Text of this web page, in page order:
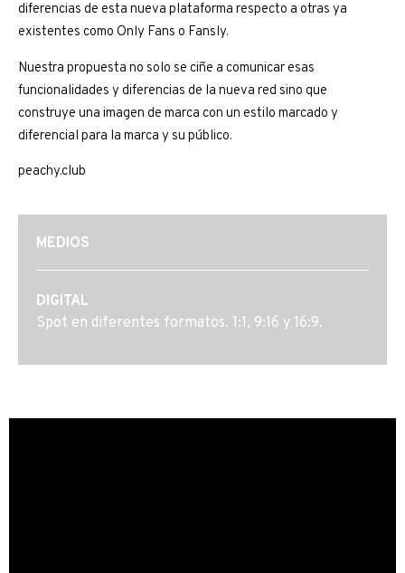
diferencias de esta nueva plataforma respecto a otras ya
existentes como Only Fans o Fansly.
Nuestra propuesta no solo se ciñe a comunicar esas
funcionalidades y diferencias de la nueva red sino que
construye una imagen de marca con un estilo marcado y
diferencial para la marca y su público.
peachy.club
MEDIOS
DIGITAL
Spot en diferentes formatos. 1:1, 9:16 y 16:9.